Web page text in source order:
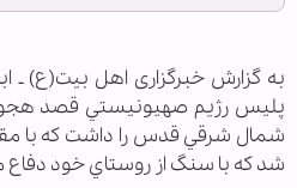
به گزارش خبرگزاری اهل بیت(ع) ـ
پليس رژيم صهيونيستي قصد
شمال شرقي قدس را داشت كه با
شد كه با سنگ از روستاي خود دفاع